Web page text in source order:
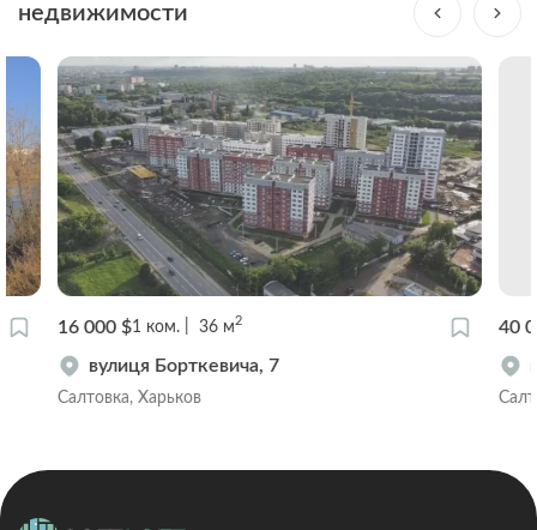
недвижимости
16 000 $1 ком. 36 м2
вулиця Борткевича, 7
Салтовка, Харьков
40